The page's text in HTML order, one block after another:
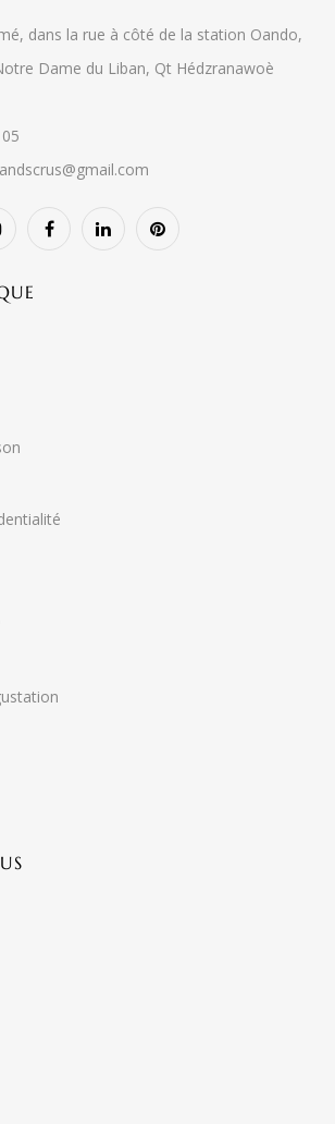
dans la rue à côté de la station Oando,
Dame du Liban, Qt Hédzranawoè